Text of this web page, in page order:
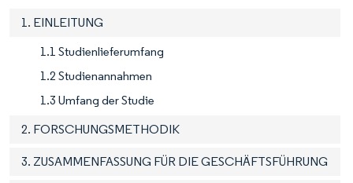
1. EINLEITUNG
1.1 Studienlieferumfang
1.2 Studienannahmen
1.3 Umfang der Studie
2. FORSCHUNGSMETHODIK
3. ZUSAMMENFASSUNG FÜR DIE GESCHÄFTSFÜHRUNG